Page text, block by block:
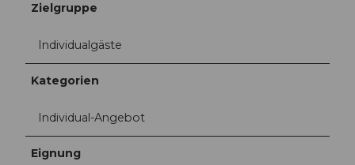
nZielgruppe
Individualgäste
Kategorien
Individual-Angebot
Eignung